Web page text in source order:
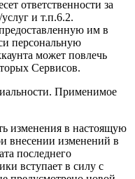
ответственности за
и т.п.6.2.
им в
персональную
может повлечь
Сервисов.
Применимое
изменения в настоящую
внесении изменений в
последнего
вступает в силу с